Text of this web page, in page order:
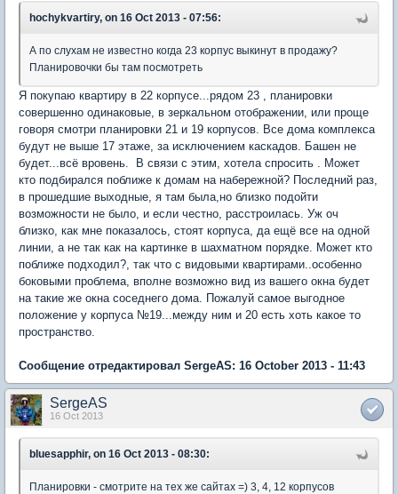
hochykvartiry, on 16 Oct 2013 - 07:56:
А по слухам не известно когда 23 корпус выкинут в продажу?
Планировочки бы там посмотреть
Я покупаю квартиру в 22 корпусе...рядом 23 , планировки
совершенно одинаковые, в зеркальном отображении, или проще
говоря смотри планировки 21 и 19 корпусов. Все дома комплекса
будут не выше 17 этаже, за исключением каскадов. Башен не
будет...всё вровень. В связи с этим, хотела спросить . Может
кто подбирался поближе к домам на набережной? Последний раз,
в прошедшие выходные, я там была,но близко подойти
возможности не было, и если честно, расстроилась. Уж оч
близко, как мне показалось, стоят корпуса, да ещё все на одной
линии, а не так как на картинке в шахматном порядке. Может кто
поближе подходил?, так что с видовыми квартирами..особенно
боковыми проблема, вполне возможно вид из вашего окна будет
на такие же окна соседнего дома. Пожалуй самое выгодное
положение у корпуса №19...между ним и 20 есть хоть какое то
пространство.
Сообщение отредактировал SergeAS: 16 October 2013 - 11:43
SergeAS
16 Oct 2013
bluesapphir, on 16 Oct 2013 - 08:30:
Планировки - смотрите на тех же сайтах =) 3, 4, 12 корпусов